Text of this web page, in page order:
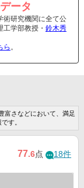
ータ
術研究機関に全て公
学部教授・ 鈴木秀
ら 。
富さなどにおいて、満足
す。
77.6点 18件